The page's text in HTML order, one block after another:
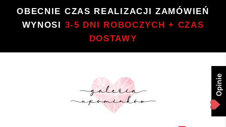
OBECNIE CZAS REALIZACJI ZAMÓWIEŃ
WYNOSI 3-5 DNI ROBOCZYCH + CZAS
DOSTAWY
Opinie